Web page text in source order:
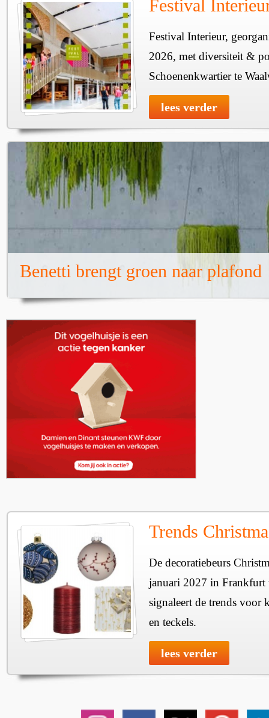
Festival
Festival Interieur,
2026, met diversiteit &
Schoenenkwartier te
lees verder
Benetti brengt groen naar plafond
Trends
De decoratiebeurs
januari 2027 in Frankfurt
signaleert de trends voor
en teckels.
lees verder